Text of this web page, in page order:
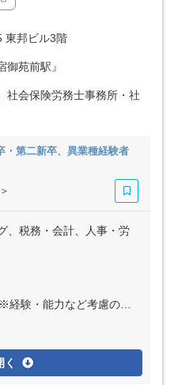
東邦ビル3階
苑前駅』
社会保険労務士事務所・社
・第二新卒、異業種経験者
、税務・会計、人事・労
の上、決定いたします ※残業代は全額支給
く